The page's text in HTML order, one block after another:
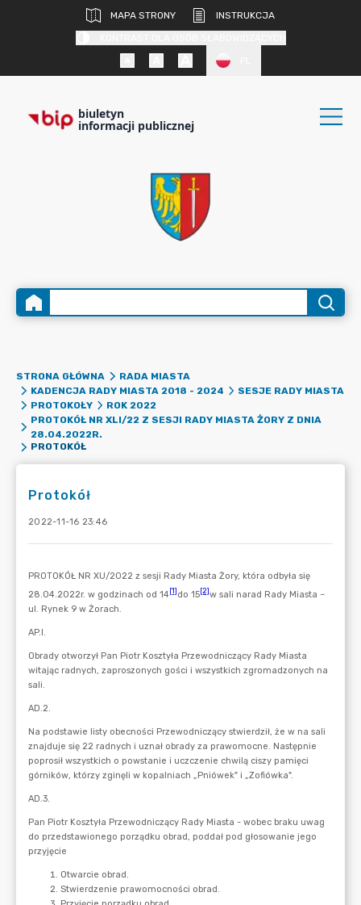
MAPA STRONY
INSTRUKCJA
biuletyn
informacji publicznej
STRONA GŁÓWNA
RADA MIASTA
KADENCJA RADY MIASTA 2018 - 2024
SESJE RADY MIASTA
PROTOKOŁY
ROK 2022
PROTOKÓŁ NR XLI/22 Z SESJI RADY MIASTA ŻORY Z DNIA
28.04.2022R.
PROTOKÓŁ
Protokół
2022-11-16 23:46